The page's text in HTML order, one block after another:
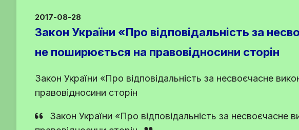
2017-08-28
Закон України «Про відповідальність за
не поширюється на правовідносини сторін
Закон України «Про відповідальність за несвоєчасне
правовідносини сторін
Закон України «Про відповідальність за